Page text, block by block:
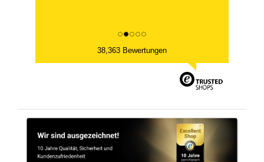
38,363 Bewertungen